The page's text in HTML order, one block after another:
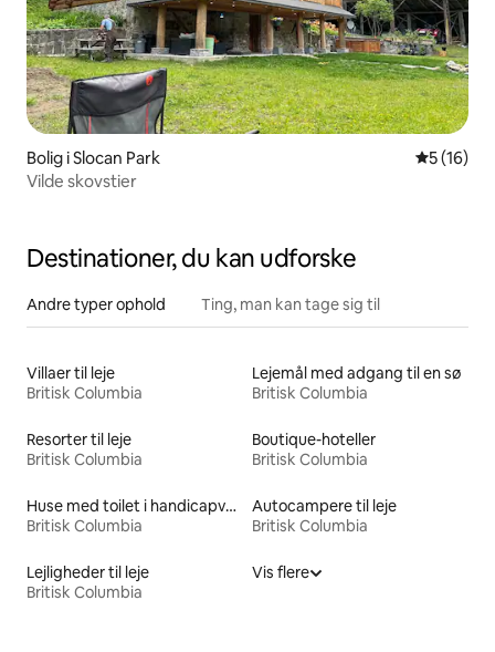
Bolig i Slocan Park 5 ud af 5 i
5 (16)
Vilde skovstier
Destinationer, du kan udforske
Andre typer ophold Ting, man kan tage sig til
Villaer til leje
Britisk Columbia
Lejemål med adgang til en sø
Britisk Columbia
Resorter til leje
Britisk Columbia
Boutique-hoteller
Britisk Columbia
Huse med toilet i handicapvenlig højde til leje
Britisk Columbia
Autocampere til leje
Britisk Columbia
Lejligheder til leje
Britisk Columbia
Vis flere